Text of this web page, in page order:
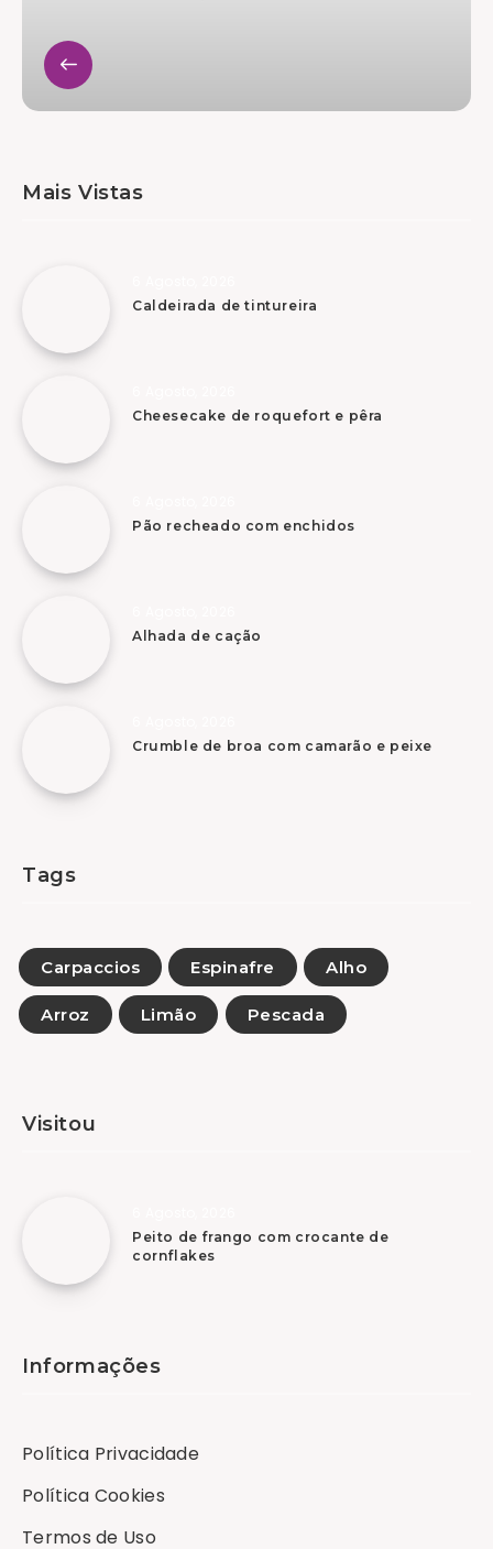
Mais Vistas
Caldeirada de tintureira
Cheesecake de roquefort e pêra
Pão recheado com enchidos
Alhada de cação
Crumble de broa com camarão e peixe
Tags
Carpaccios Espinafre Alho
Arroz Limão Pescada
Visitou
Peito de frango com crocante de
cornflakes
Informações
Política Privacidade
Política Cookies
Termos de Uso